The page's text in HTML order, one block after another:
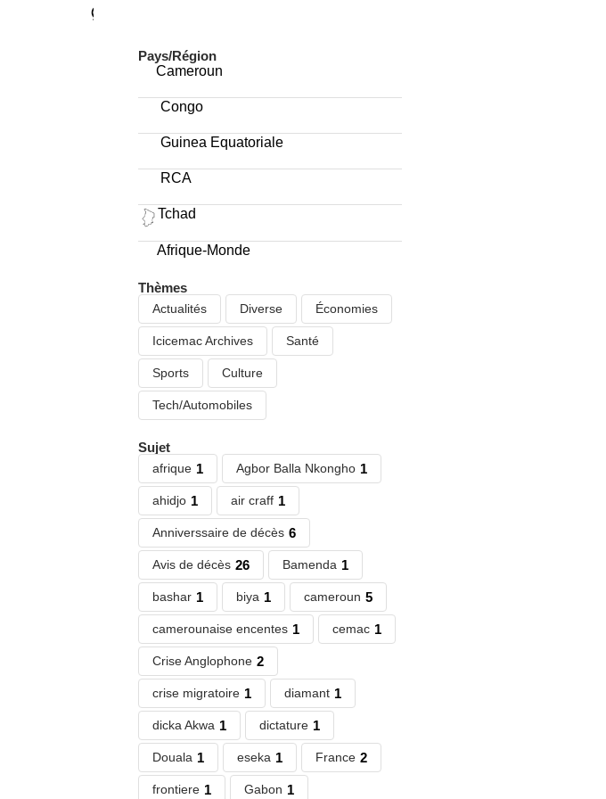
Pays/Région
Cameroun
Congo
Guinea Equatoriale
RCA
Tchad
Afrique-Monde
Thèmes
Actualités Diverse Économies
Icicemac Archives Santé
Sports Culture
Tech/Automobiles
Sujet
afrique 1 Agbor Balla Nkongho 1
ahidjo 1 air craff 1
Anniverssaire de décès 6
Avis de décès 26 Bamenda 1
bashar 1 biya 1 cameroun 5
camerounaise encentes 1 cemac 1
Crise Anglophone 2
crise migratoire 1 diamant 1
dicka Akwa 1 dictature 1
Douala 1 eseka 1 France 2
frontiere 1 Gabon 1